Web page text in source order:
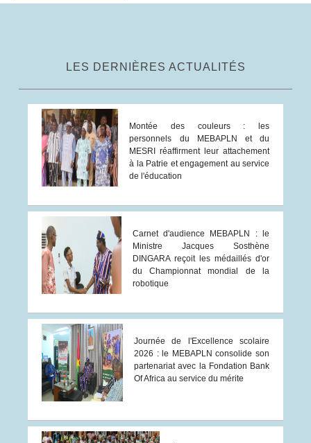
LES DERNIÈRES ACTUALITÉS
Montée des couleurs : les
personnels du MEBAPLN et du
MESRI réaffirment leur attachement
à la Patrie et engagement au service
de l'éducation
Carnet d'audience MEBAPLN : le
Ministre Jacques Sosthène
DINGARA reçoit les médaillés d'or
du Championnat mondial de la
robotique
Journée de l'Excellence scolaire
2026 : le MEBAPLN consolide son
partenariat avec la Fondation Bank
Of Africa au service du mérite